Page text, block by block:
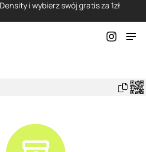
i wybierz swój gratis za 1zł